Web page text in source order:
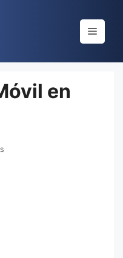
Menú
en